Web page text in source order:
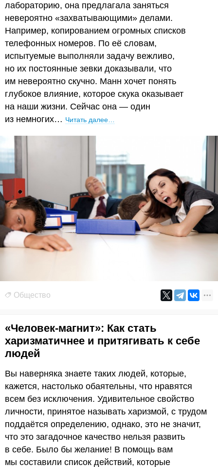
лабораторию, она предлагала заняться
невероятно «захватывающими» делами.
Например, копированием огромных списков
телефонных номеров. По её словам,
испытуемые выполняли задачу вежливо,
но их постоянные зевки доказывали, что
им невероятно скучно. Манн хочет понять
глубокое влияние, которое скука оказывает
на наши жизни. Сейчас она — один
из немногих… Читать далее…
Общество
«Человек-магнит»: Как стать
харизматичнее и притягивать к себе
людей
Вы наверняка знаете таких людей, которые,
кажется, настолько обаятельны, что нравятся
всем без исключения. Удивительное свойство
личности, принятое называть харизмой, с трудом
поддаётся определению, однако, это не значит,
что это загадочное качество нельзя развить
в себе. Было бы желание! В помощь вам
мы составили список действий, которые